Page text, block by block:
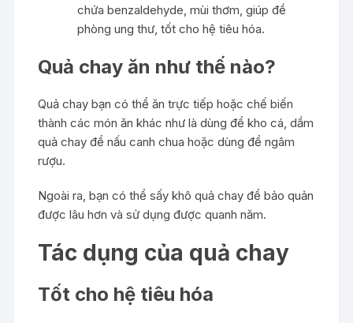
chứa benzaldehyde, mùi thơm, giúp đề
phòng ung thư, tốt cho hệ tiêu hóa.
Quả chay ăn như thế nào?
Quả chay bạn có thể ăn trực tiếp hoặc chế biến
thành các món ăn khác như là dùng để kho cá, dầm
quả chay để nấu canh chua hoặc dùng để ngâm
rượu.
Ngoài ra, bạn có thể sấy khô quả chay để bảo quản
được lâu hơn và sử dụng được quanh năm.
Tác dụng của quả chay
Tốt cho hệ tiêu hóa